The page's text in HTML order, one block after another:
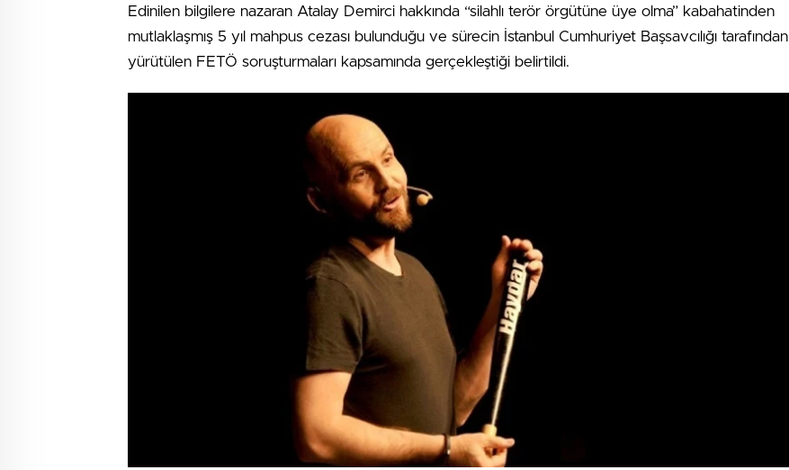
Edinilen bilgilere nazaran Atalay Demirci hakkında “silahlı terör örgütüne üye olma” kabahatinden
mutlaklaşmış 5 yıl mahpus cezası bulunduğu ve sürecin İstanbul Cumhuriyet Başsavcılığı tarafından
yürütülen FETÖ soruşturmaları kapsamında gerçekleştiği belirtildi.